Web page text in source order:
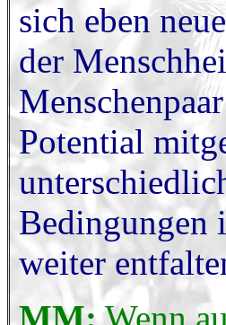
sich eben
der
Potential
Bedingungen
weiter